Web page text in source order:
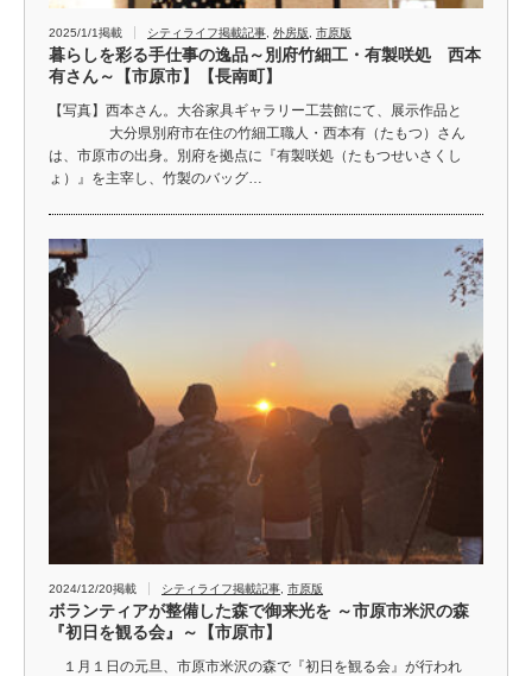
2025/1/1掲載 シティライフ掲載記事 外房版 市原版
暮らしを彩る手仕事の逸品～別府竹細工・有製咲処 西本
有さん～【市原市】【長南町】
【写真】西本さん。大谷家具ギャラリー工芸館にて、展示作品と
大分県別府市在住の竹細工職人・西本有（たもつ）さん
は、市原市の出身。別府を拠点に『有製咲処（たもつせいさくし
ょ）』を主宰し、竹製のバッグ…
2024/12/20掲載 シティライフ掲載記事 市原版
ボランティアが整備した森で御来光を ～市原市米沢の森
『初日を観る会』～【市原市】
１月１日の元旦、市原市米沢の森で『初日を観る会』が行われ